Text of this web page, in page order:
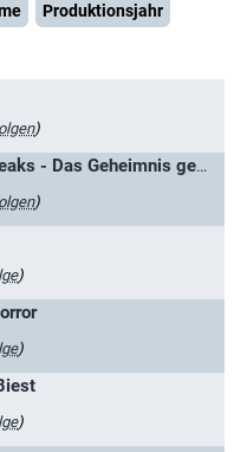
Produktionsjahr
)
Twin Peaks / Twin Peaks - Das Geheimnis geht weiter
)
)
)
)